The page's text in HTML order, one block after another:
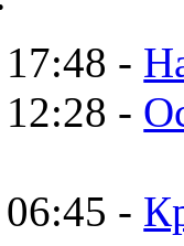
-
-
-